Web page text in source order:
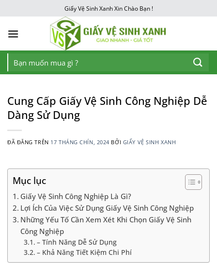
đến
nội
Giấy Vệ Sinh Xanh Xin Chào Bạn !
Tìm
kiếm:
Cung Cấp Giấy Vệ Sinh Công Nghiệp Dễ
Dàng Sử Dụng
ĐÃ ĐĂNG TRÊN 17 THÁNG CHÍN, 2024 BỞI GIẤY VỆ SINH XANH
Mục lục
Giấy Vệ Sinh Công Nghiệp Là Gì?
Lợi Ích Của Việc Sử Dụng Giấy Vệ Sinh Công Nghiệp
Những Yếu Tố Cần Xem Xét Khi Chọn Giấy Vệ Sinh
Công Nghiệp
– Tính Năng Dễ Sử Dụng
– Khả Năng Tiết Kiệm Chi Phí